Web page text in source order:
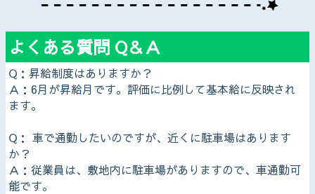
よくある質問 Q＆Ａ
Q：昇給制度はありますか？
Ａ：6月が昇給月です。評価に比例して基本給に反映され
ます。
Q： 車で通勤したいのですが、近くに駐車場はあります
か？
Ａ：従業員は、敷地内に駐車場がありますので、車通勤可
能です。